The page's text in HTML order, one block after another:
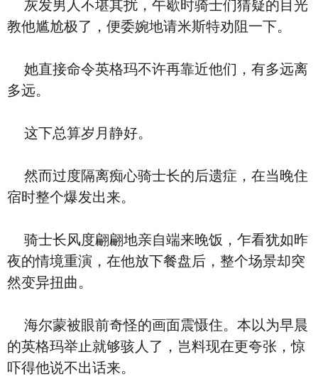
灰发男人不堪其扰，午歇时骑士们猜疑的目光
教他尴尬极了，便委婉地请米斯特劝阻一下。
她直接命令英格玛不许再靠近他们，有多远离
多远。
这下总算岁月静好。
然而过度隔离痴心骑士长的后遗症，在当晚住
宿时整个爆发出来。
骑士长风度翩翩地亲自端来晚饭，乍看犹如昨
夜的情境重演，在他放下餐盘后，整个场景却突
然变异扭曲。
海尔蒙被眼前奇怪的画面震慑住。本以为早晨
的英格玛举止就够骇人了，岂料现在更夸张，惊
吓得他说不出话来。